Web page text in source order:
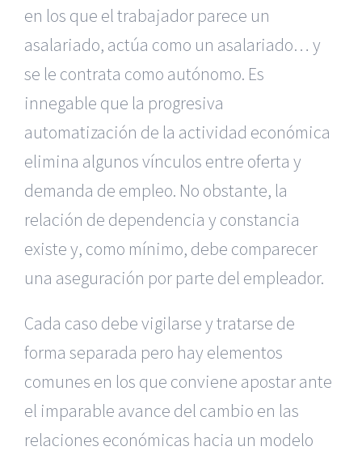
en los que el trabajador parece un
asalariado, actúa como un asalariado… y
se le contrata como autónomo. Es
innegable que la progresiva
automatización de la actividad económica
elimina algunos vínculos entre oferta y
demanda de empleo. No obstante, la
relación de dependencia y constancia
existe y, como mínimo, debe comparecer
una aseguración por parte del empleador.
Cada caso debe vigilarse y tratarse de
forma separada pero hay elementos
comunes en los que conviene apostar ante
el imparable avance del cambio en las
relaciones económicas hacia un modelo